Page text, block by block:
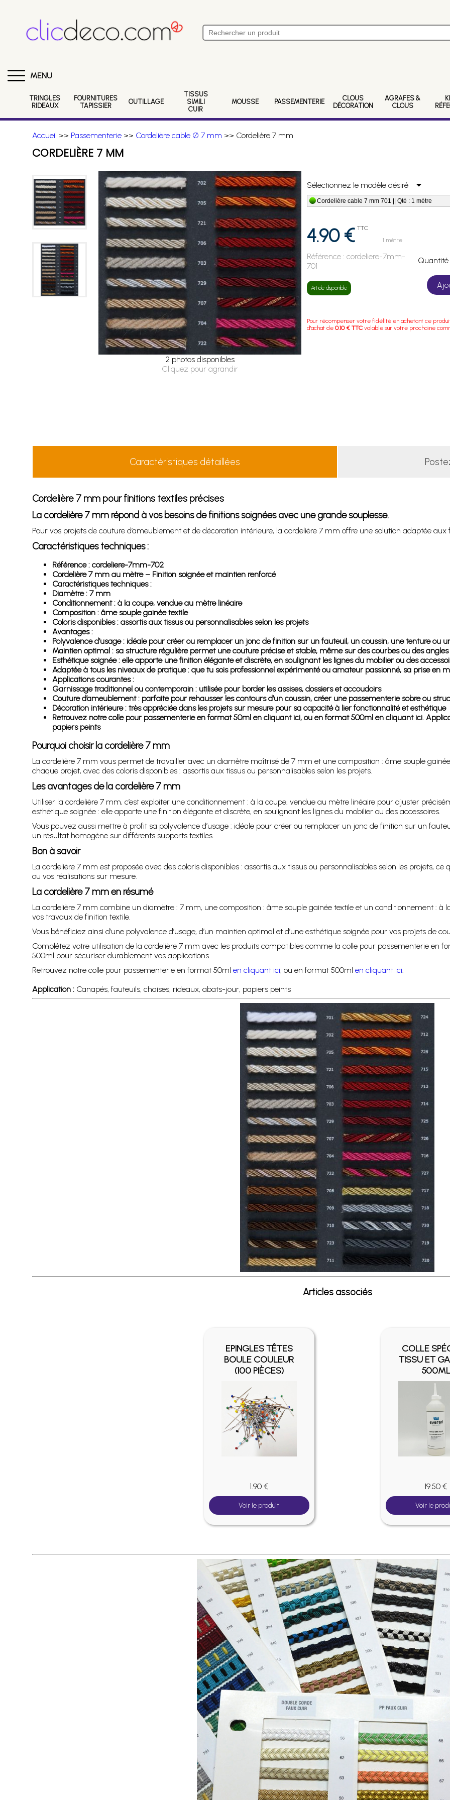
MENU
TRINGLES
RIDEAUX
FOURNITURES
TAPISSIER
OUTILLAGE
TISSUS
SIMILI
CUIR
MOUSSE PASSEMENTERIE
CLOUS
DÉCORATION
AGRAFES &
CLOUS
Accueil >> Passementerie>> Cordelière cable Ø 7 mm >> Cordelière 7 mm
CORDELIÈRE 7 MM
2 photos disponibles
Cliquez pour agrandir
Sélectionnez le modèle désiré
Cordelière cable 7 mm 701 || Qté : 1 mètre
4.90 € TTC
1 mètre
Référence :cordeliere-7mm-
701
Article disponible
Pour récompenser votre fidélité en achetant ce
d'achat de0.10 € TTC valable sur votre prochaine
Caractéristiques détaillées
Cordelière 7 mm pour finitions textiles précises
La cordelière 7 mm répond à vos besoins de finitions soignées avec une grande souplesse.
Pour vos projets de couture d’ameublement et de décoration intérieure, la cordelière 7 mm offre une solution adaptée aux
Caractéristiques techniques :
Référence : cordeliere-7mm-702
Cordelière 7 mm au mètre – Finition soignée et maintien renforcé
Caractéristiques techniques :
Diamètre : 7 mm
Conditionnement : à la coupe, vendue au mètre linéaire
Composition : âme souple gainée textile
Coloris disponibles : assortis aux tissus ou personnalisables selon les projets
Avantages :
Polyvalence d’usage : idéale pour créer ou remplacer un jonc de finition sur un fauteuil, un coussin, une tenture ou
Maintien optimal : sa structure régulière permet une couture précise et stable, même sur des courbes ou des angles
Esthétique soignée : elle apporte une finition élégante et discrète, en soulignant les lignes du mobilier ou des
Adaptée à tous les niveaux de pratique : que tu sois professionnel expérimenté ou amateur passionné, sa prise en
Applications courantes :
Garnissage traditionnel ou contemporain : utilisée pour border les assises, dossiers et accoudoirs
Couture d’ameublement : parfaite pour rehausser les contours d’un coussin, créer une passementerie sobre ou
Décoration intérieure : très appréciée dans les projets sur mesure pour sa capacité à lier fonctionnalité et esthétique
Retrouvez notre colle pour passementerie en format 50ml en cliquant ici, ou en format 500ml en cliquant ici.
papiers peints
Pourquoi choisir la cordelière 7 mm
La cordelière 7 mm vous permet de travailler avec un diamètre maîtrisé de 7 mm et une composition : âme souple
chaque projet, avec des coloris disponibles : assortis aux tissus ou personnalisables selon les projets.
Les avantages de la cordelière 7 mm
Utiliser la cordelière 7 mm, c’est exploiter une conditionnement : à la coupe, vendue au mètre linéaire pour ajuster
esthétique soignée : elle apporte une finition élégante et discrète, en soulignant les lignes du mobilier ou des accessoires.
Vous pouvez aussi mettre à profit sa polyvalence d’usage : idéale pour créer ou remplacer un jonc de finition sur un
un résultat homogène sur différents supports textiles.
Bon à savoir
La cordelière 7 mm est proposée avec des coloris disponibles : assortis aux tissus ou personnalisables selon les projets,
ou vos réalisations sur mesure.
La cordelière 7 mm en résumé
La cordelière 7 mm combine un diamètre : 7 mm, une composition : âme souple gainée textile et un conditionnement :
vos travaux de finition textile.
Vous bénéficiez ainsi d’une polyvalence d’usage, d’un maintien optimal et d’une esthétique soignée pour vos projets de
Complétez votre utilisation de la cordelière 7 mm avec les produits compatibles comme la colle pour passementerie en
500ml pour sécuriser durablement vos applications.
Retrouvez notre colle pour passementerie en format 50ml en cliquant ici, ou en format 500ml en cliquant ici.
Application :Canapés, fauteuils, chaises, rideaux, abats-jour, papiers peints
Articles associés
EPINGLES TÊTES
BOULE COULEUR
(100 PIÈCES)
1.90 €
Voir le produit
COLLE
TISSU ET
500ML
19.50 €
Voir le